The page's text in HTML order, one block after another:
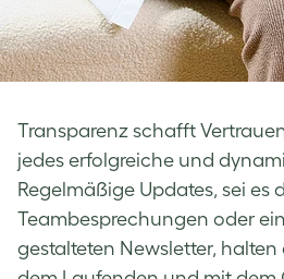
Transparenz schafft
jedes erfolgreiche und
Regelmäßige Updates, sei es
Teambesprechungen oder
gestalteten Newsletter,